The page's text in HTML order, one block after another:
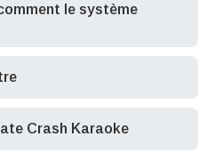
le système
Crash Karaoke